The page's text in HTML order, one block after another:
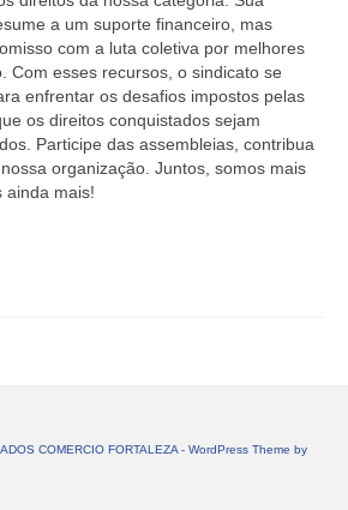
a um suporte financeiro, mas
com a luta coletiva por melhores
Com esses recursos, o sindicato se
enfrentar os desafios impostos pelas
os direitos conquistados sejam
Participe das assembleias, contribua
organização. Juntos, somos mais
ainda mais!
COMERCIO FORTALEZA - WordPress Theme by